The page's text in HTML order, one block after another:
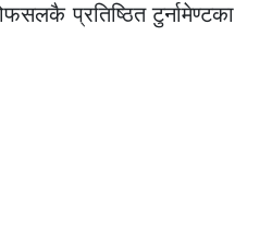
प्रतिष्ठित टुर्नामेण्टका